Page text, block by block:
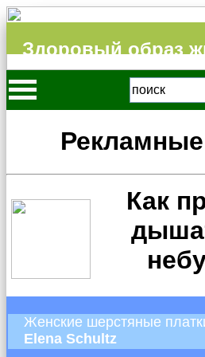
Здоровый образ
Рекламные
Как
Женские шерстяные
Elena Schultz